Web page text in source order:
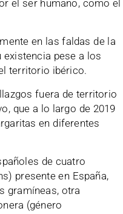
el ser humano, como el
en las faldas de la
existencia pese a los
territorio ibérico.
fuera de territorio
que a lo largo de 2019
en diferentes
de cuatro
presente en España,
gramíneas, otra
(género